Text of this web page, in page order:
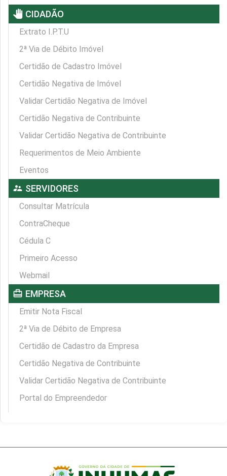
pan_tool CIDADÃO
Extrato I.P.T.U
2ª Via de Débito Imóvel
Certidão de Cadastro Imóvel
Certidão Negativa de Imóvel
Validar Certidão Negativa de Imóvel
Certidão Negativa de Contribuinte
Validar Certidão Negativa de Contribuinte
Requerimentos de Meio Ambiente
Eventos
supervisor_account SERVIDORES
Consultar Matrícula
ContraCheque
Cédula C
Primeiro Acesso
Webmail
card_travel EMPRESA
Emitir Nota Fiscal
2ª Via de Débito de Empresa
Certidão de Cadastro da Empresa
Certidão Negativa de Contribuinte
Validar Certidão Negativa de Contribuinte
Portal do Empreendedor